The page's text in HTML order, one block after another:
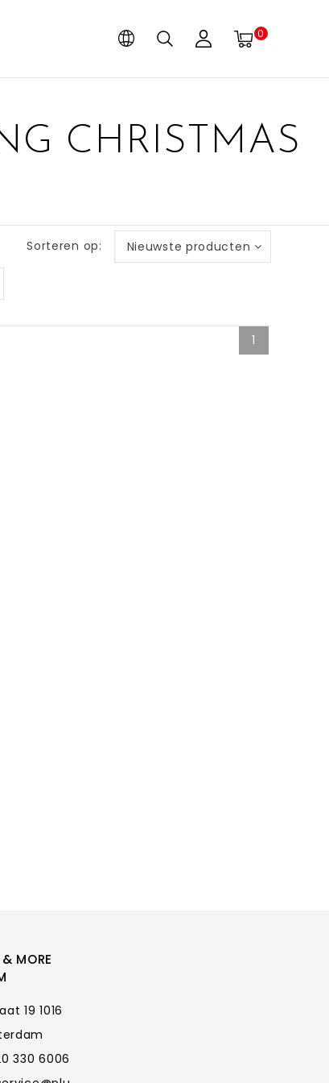
0
CHRISTMAS
Sorteren op: Nieuwste producten
1
MORE
19 1016
330 6006